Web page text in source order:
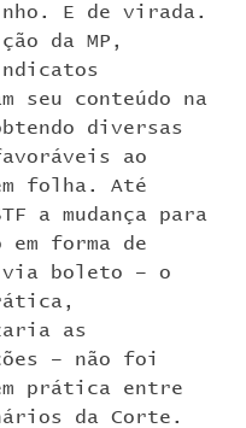
E de virada.
da MP,
seu conteúdo na
diversas
ao
folha. Até
a mudança para
em forma de
via boleto – o
as
– não foi
prática entre
da Corte.